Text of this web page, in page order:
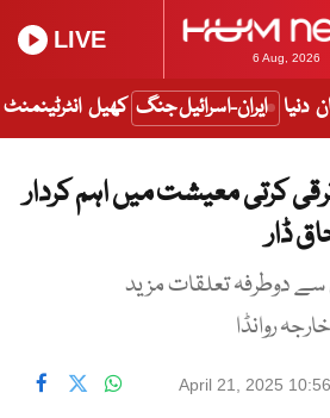
6 Aug, 2026
LIVE
دنیا ایران-اسرائیل جنگ کھیل انٹرٹینمنٹ
کرتی معیشت میں اہم کردار
ڈار
دوطرفہ تعلقات مزید
روانڈا
April 21, 2025